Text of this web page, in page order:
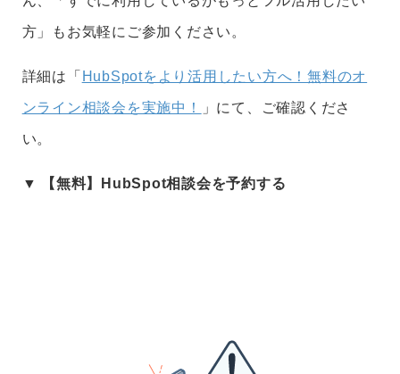
方」もお気軽にご参加ください。
詳細は「 HubSpotをより活用したい方へ！無料のオ
ンライン相談会を実施中！ 」にて、ご確認くださ
い。
▼ 【無料】HubSpot相談会を予約する